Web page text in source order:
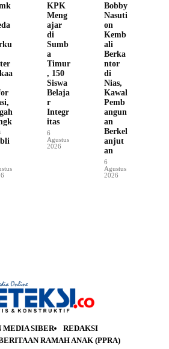
KPK
Meng
ajar
di
Sumb
a
Timur
, 150
Siswa
Belaja
r
Integr
itas
6
Agustus
2026
Bobby
Nasuti
on
Kemb
ali
Berka
ntor
di
Nias,
Kawal
Pemb
angun
an
Berkel
anjut
an
6
Agustus
2026
MEDIA SIBER
REDAKSI
RAMAH ANAK (PPRA)